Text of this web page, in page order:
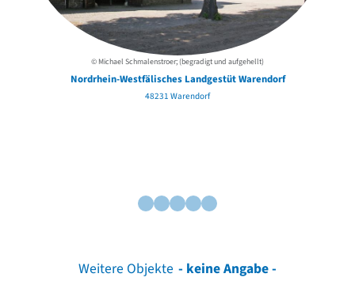
© Michael Schmalenstroer; (begradigt und aufgehellt)
Nordrhein-Westfälisches Landgestüt Warendorf
48231 Warendorf
Weitere Objekte - keine Angabe -